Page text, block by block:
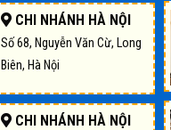
CHI NHÁNH HÀ NỘI
Số 68, Nguyễn Văn Cừ, Long
Biên, Hà Nội
CHI NHÁNH HÀ NỘI